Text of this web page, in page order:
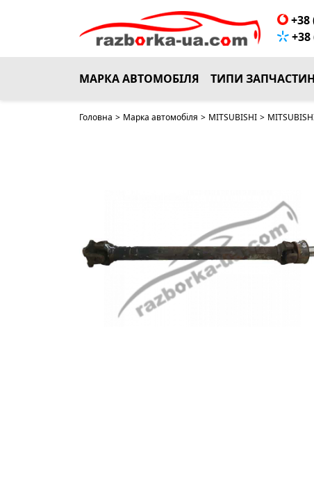
+38
+38
МАРКА АВТОМОБІЛЯ ТИПИ ЗАПЧАСТИН
Головна > Марка автомобіля > MITSUBISHI >
НЕМАЄ В НАЯВНОСТІ